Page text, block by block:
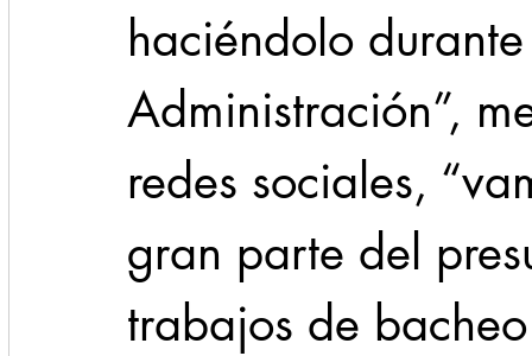
haciéndolo
Administración”,
redes sociales,
gran parte del
trabajos de